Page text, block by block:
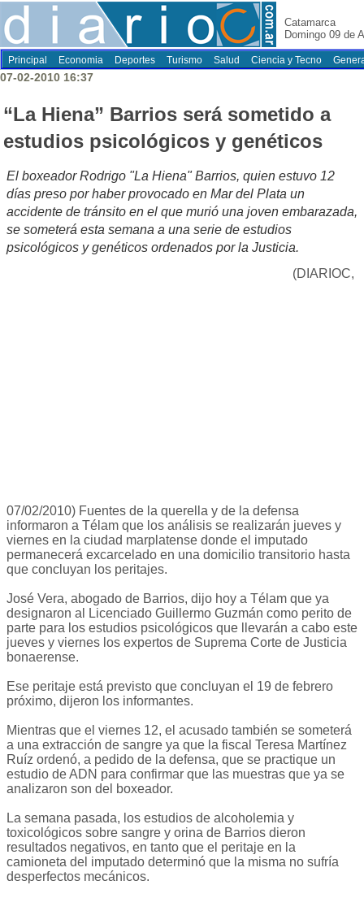
Catamarca
Domingo 09 de
Principal Economia Deportes Turismo Salud Ciencia y Tecno
07-02-2010 16:37
“La Hiena” Barrios será sometido a
estudios psicológicos y genéticos
El boxeador Rodrigo "La Hiena" Barrios, quien estuvo 12
días preso por haber provocado en Mar del Plata un
accidente de tránsito en el que murió una joven embarazada,
se someterá esta semana a una serie de estudios
psicológicos y genéticos ordenados por la Justicia.
(DIARIOC,
07/02/2010) Fuentes de la querella y de la defensa
informaron a Télam que los análisis se realizarán jueves y
viernes en la ciudad marplatense donde el imputado
permanecerá excarcelado en una domicilio transitorio hasta
que concluyan los peritajes.
José Vera, abogado de Barrios, dijo hoy a Télam que ya
designaron al Licenciado Guillermo Guzmán como perito de
parte para los estudios psicológicos que llevarán a cabo este
jueves y viernes los expertos de Suprema Corte de Justicia
bonaerense.
Ese peritaje está previsto que concluyan el 19 de febrero
próximo, dijeron los informantes.
Mientras que el viernes 12, el acusado también se someterá
a una extracción de sangre ya que la fiscal Teresa Martínez
Ruíz ordenó, a pedido de la defensa, que se practique un
estudio de ADN para confirmar que las muestras que ya se
analizaron son del boxeador.
La semana pasada, los estudios de alcoholemia y
toxicológicos sobre sangre y orina de Barrios dieron
resultados negativos, en tanto que el peritaje en la
camioneta del imputado determinó que la misma no sufría
desperfectos mecánicos.